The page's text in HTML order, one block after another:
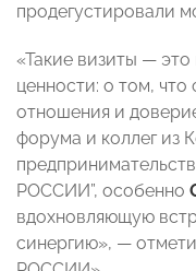
продегустировали
«Такие визиты —
ценности: о том,
отношения и
форума и коллег из
РОССИИ”, особенно
вдохновляющую
синергию», —